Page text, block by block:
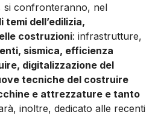
si confronteranno, nel
temi dell’edilizia,
costruzioni: infrastrutture,
sismica, efficienza
digitalizzazione del
tecniche del costruire
e attrezzature e tanto
inoltre, dedicato alle recenti